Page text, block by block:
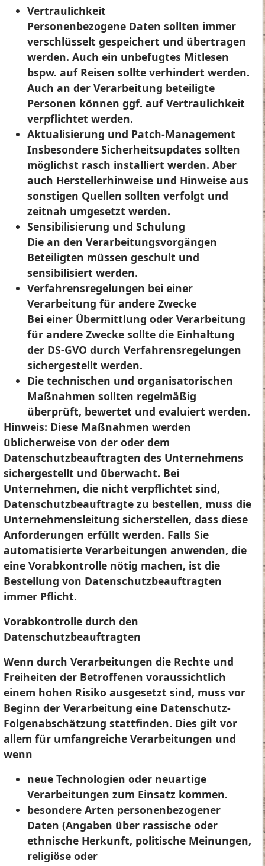
Vertraulichkeit
Personenbezogene Daten sollten immer
verschlüsselt gespeichert und übertragen
werden. Auch ein unbefugtes Mitlesen
bspw. auf Reisen sollte verhindert werden.
Auch an der Verarbeitung beteiligte
Personen können ggf. auf Vertraulichkeit
verpflichtet werden.
Aktualisierung und Patch-Management
Insbesondere Sicherheitsupdates sollten
möglichst rasch installiert werden. Aber
auch Herstellerhinweise und Hinweise aus
sonstigen Quellen sollten verfolgt und
zeitnah umgesetzt werden.
Sensibilisierung und Schulung
Die an den Verarbeitungsvorgängen
Beteiligten müssen geschult und
sensibilisiert werden.
Verfahrensregelungen bei einer
Verarbeitung für andere Zwecke
Bei einer Übermittlung oder Verarbeitung
für andere Zwecke sollte die Einhaltung
der DS-GVO durch Verfahrensregelungen
sichergestellt werden.
Die technischen und organisatorischen
Maßnahmen sollten regelmäßig
überprüft, bewertet und evaluiert werden.
Hinweis: Diese Maßnahmen werden
üblicherweise von der oder dem
Datenschutzbeauftragten des Unternehmens
sichergestellt und überwacht. Bei
Unternehmen, die nicht verpflichtet sind,
Datenschutzbeauftragte zu bestellen, muss die
Unternehmensleitung sicherstellen, dass diese
Anforderungen erfüllt werden. Falls Sie
automatisierte Verarbeitungen anwenden, die
eine Vorabkontrolle nötig machen, ist die
Bestellung von Datenschutzbeauftragten
immer Pflicht.
Vorabkontrolle durch den
Datenschutzbeauftragten
Wenn durch Verarbeitungen die Rechte und
Freiheiten der Betroffenen voraussichtlich
einem hohen Risiko ausgesetzt sind, muss vor
Beginn der Verarbeitung eine Datenschutz-
Folgenabschätzung stattfinden. Dies gilt vor
allem für umfangreiche Verarbeitungen und
wenn
neue Technologien oder neuartige
Verarbeitungen zum Einsatz kommen.
besondere Arten personenbezogener
Daten (Angaben über rassische oder
ethnische Herkunft, politische Meinungen,
religiöse oder